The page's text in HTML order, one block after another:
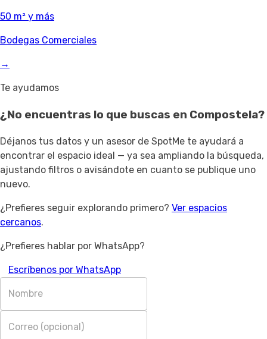
50 m² y más
Bodegas Comerciales
→
Te ayudamos
¿No encuentras lo que buscas en Compostela?
Déjanos tus datos y un asesor de SpotMe te ayudará a
encontrar el espacio ideal — ya sea ampliando la búsqueda,
ajustando filtros o avisándote en cuanto se publique uno
nuevo.
¿Prefieres seguir explorando primero? Ver espacios
cercanos.
¿Prefieres hablar por WhatsApp?
Escríbenos por WhatsApp